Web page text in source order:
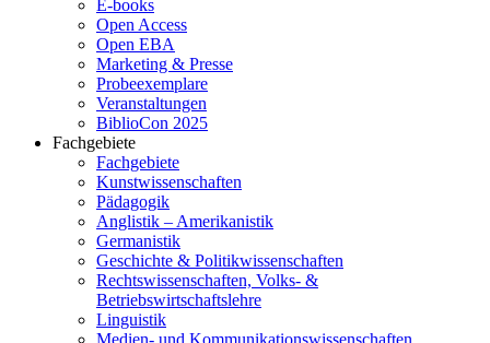
E-books
Open Access
Open EBA
Marketing & Presse
Probeexemplare
Veranstaltungen
BiblioCon 2025
Fachgebiete
Fachgebiete
Kunstwissenschaften
Pädagogik
Anglistik – Amerikanistik
Germanistik
Geschichte & Politikwissenschaften
Rechtswissenschaften, Volks- &
Betriebswirtschaftslehre
Linguistik
Medien- und Kommunikationswissenschaften